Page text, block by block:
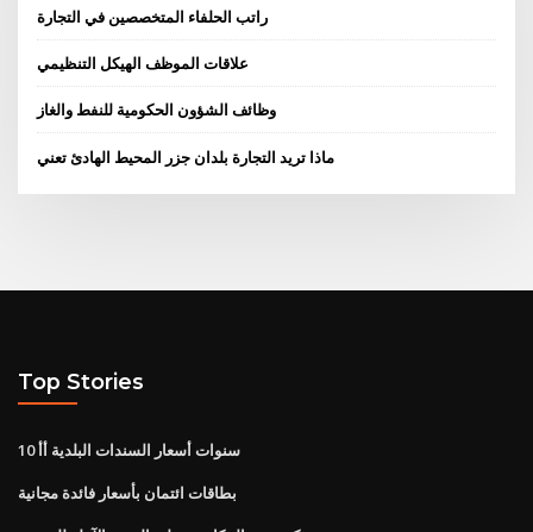
راتب الحلفاء المتخصصين في التجارة
علاقات الموظف الهيكل التنظيمي
وظائف الشؤون الحكومية للنفط والغاز
ماذا تريد التجارة بلدان جزر المحيط الهادئ تعني
Top Stories
10 سنوات أسعار السندات البلدية أأ
بطاقات ائتمان بأسعار فائدة مجانية